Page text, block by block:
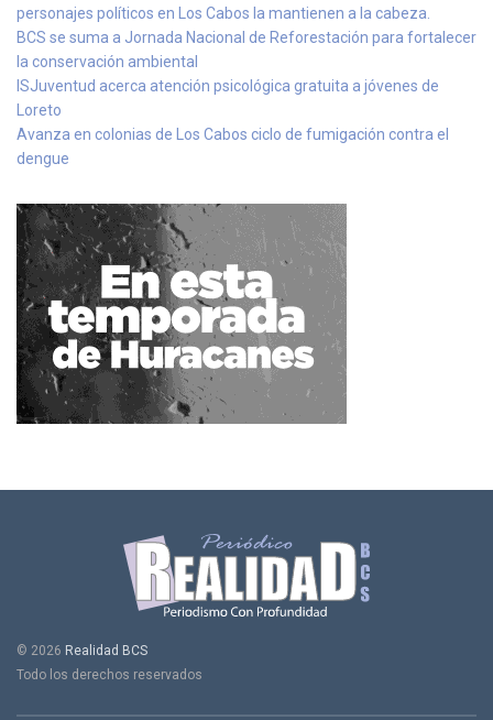
personajes políticos en Los Cabos la mantienen a la cabeza.
BCS se suma a Jornada Nacional de Reforestación para fortalecer
la conservación ambiental
ISJuventud acerca atención psicológica gratuita a jóvenes de
Loreto
Avanza en colonias de Los Cabos ciclo de fumigación contra el
dengue
© 2026 Realidad BCS
Todo los derechos reservados